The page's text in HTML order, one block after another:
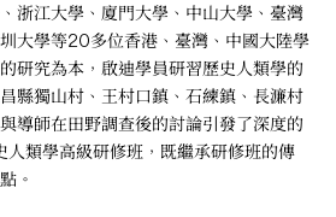
浙江大學、廈門大學、中山大學、臺灣
大學等20多位香港、臺灣、中國大陸學
研究為本，啟迪學員研習歷史人類學的
縣獨山村、王村口鎮、石練鎮、長濂村
導師在田野調查後的討論引發了深度的
類學高級研修班，既繼承研修班的傳
。